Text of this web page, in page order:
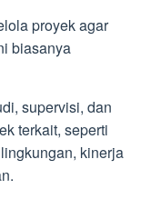
proyek agar
biasanya
supervisi, dan
terkait, seperti
kinerja